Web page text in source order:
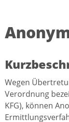
Wegen
Verordnung
KFG), können